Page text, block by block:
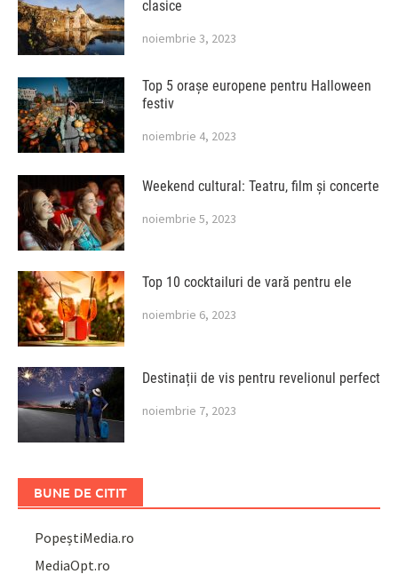
clasice
noiembrie 3, 2023
Top 5 orașe europene pentru Halloween
festiv
noiembrie 4, 2023
Weekend cultural: Teatru, film și concerte
noiembrie 5, 2023
Top 10 cocktailuri de vară pentru ele
noiembrie 6, 2023
Destinații de vis pentru revelionul perfect
noiembrie 7, 2023
BUNE DE CITIT
PopeștiMedia.ro
MediaOpt.ro